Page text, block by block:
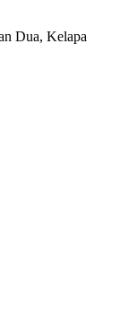
Dua, Kelapa